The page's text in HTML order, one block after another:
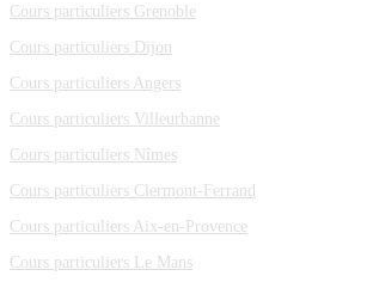
Cours particuliers Grenoble
Cours particuliers Dijon
Cours particuliers Angers
Cours particuliers Villeurbanne
Cours particuliers Nîmes
Cours particuliers Clermont-Ferrand
Cours particuliers Aix-en-Provence
Cours particuliers Le Mans